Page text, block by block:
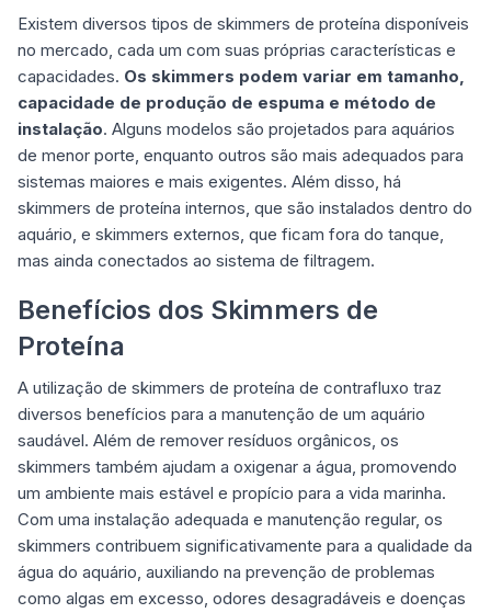
Existem diversos tipos de skimmers de proteína disponíveis
no mercado, cada um com suas próprias características e
capacidades. Os skimmers podem variar em tamanho,
capacidade de produção de espuma e método de
instalação. Alguns modelos são projetados para aquários
de menor porte, enquanto outros são mais adequados para
sistemas maiores e mais exigentes. Além disso, há
skimmers de proteína internos, que são instalados dentro do
aquário, e skimmers externos, que ficam fora do tanque,
mas ainda conectados ao sistema de filtragem.
Benefícios dos Skimmers de
Proteína
A utilização de skimmers de proteína de contrafluxo traz
diversos benefícios para a manutenção de um aquário
saudável. Além de remover resíduos orgânicos, os
skimmers também ajudam a oxigenar a água, promovendo
um ambiente mais estável e propício para a vida marinha.
Com uma instalação adequada e manutenção regular, os
skimmers contribuem significativamente para a qualidade da
água do aquário, auxiliando na prevenção de problemas
como algas em excesso, odores desagradáveis e doenças